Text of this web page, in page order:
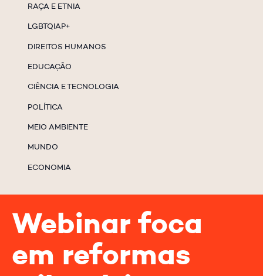
RAÇA E ETNIA
LGBTQIAP+
DIREITOS HUMANOS
EDUCAÇÃO
CIÊNCIA E TECNOLOGIA
POLÍTICA
MEIO AMBIENTE
MUNDO
ECONOMIA
Webinar foca
em reformas